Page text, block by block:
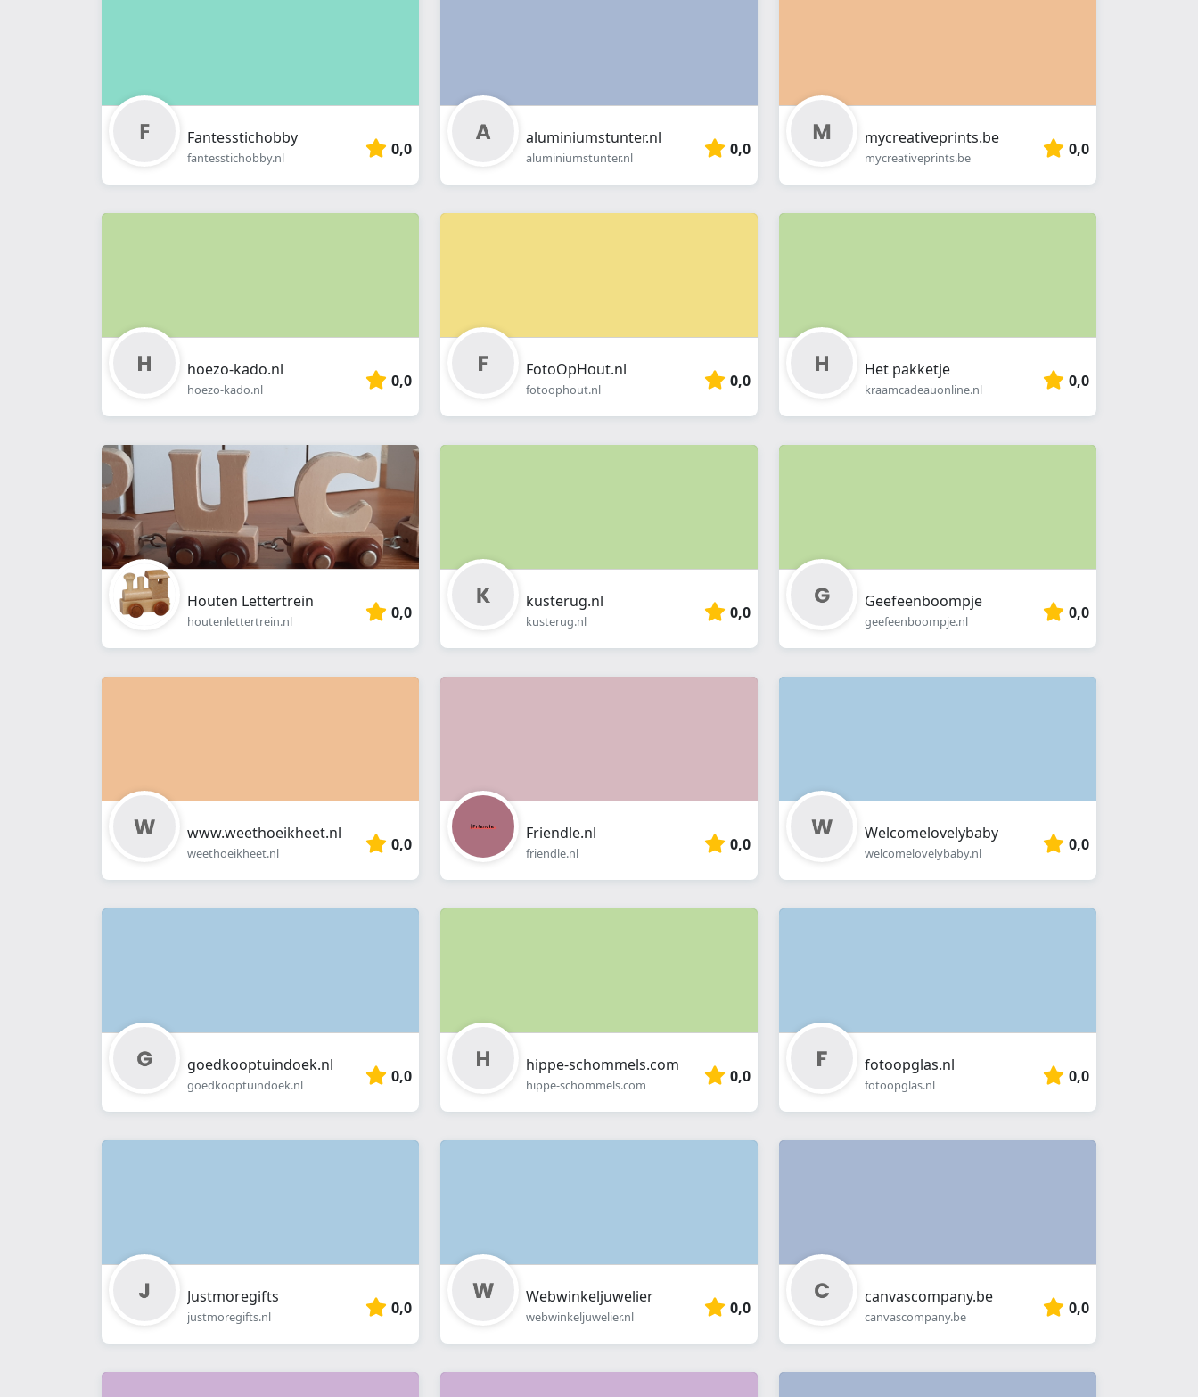
Fantesstichobby
fantesstichobby.nl 0,0
aluminiumstunter.nl
aluminiumstunter.nl 0,0
mycreativeprints.be
mycreativeprints.be 0,0
hoezo-kado.nl
hoezo-kado.nl 0,0
FotoOpHout.nl
fotoophout.nl 0,0
Het pakketje
kraamcadeauonline.nl 0,0
Houten Lettertrein
houtenlettertrein.nl 0,0
kusterug.nl
kusterug.nl 0,0
Geefeenboompje
geefeenboompje.nl 0,0
www.weethoeikheet.nl
weethoeikheet.nl 0,0
Friendle.nl
friendle.nl 0,0
Welcomelovelybaby
welcomelovelybaby.nl 0,0
goedkooptuindoek.nl
goedkooptuindoek.nl 0,0
hippe-schommels.com
hippe-schommels.com 0,0
fotoopglas.nl
fotoopglas.nl 0,0
Justmoregifts
justmoregifts.nl 0,0
Webwinkeljuwelier
webwinkeljuwelier.nl 0,0
canvascompany.be
canvascompany.be 0,0